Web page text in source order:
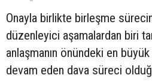
Onayla birlikte birleşme
düzenleyici aşamalardan biri
anlaşmanın önündeki en
devam eden dava süreci